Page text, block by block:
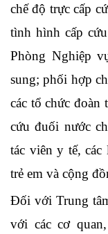
chế độ trực cấp
tình hình cấp
Phòng Nghiệp
sung; phối hợp
các tổ chức đoàn
cứu đuối nước
tác viên y tế, các
trẻ em và cộng
Đối với Trung
với các cơ